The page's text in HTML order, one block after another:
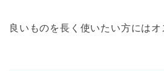
良いものを長く使いたい方にはオ